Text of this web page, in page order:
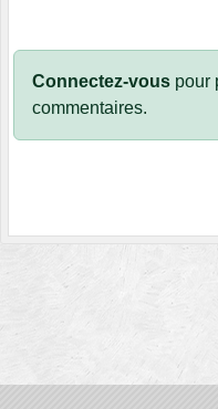
Connectez-vous pour
commentaires.